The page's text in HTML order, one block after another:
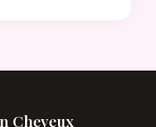
Cheveux